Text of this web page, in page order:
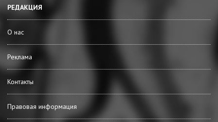
РЕДАКЦИЯ
О нас
Реклама
Контакты
Правовая информация